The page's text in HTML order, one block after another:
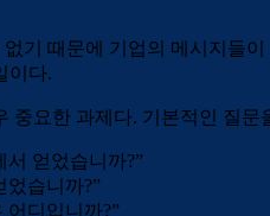
기 때문에 기업의 메시지들
이다.
요한 과제다. 기본적인 질문
얻었습니까?”
었습니까?”
디입니까?”